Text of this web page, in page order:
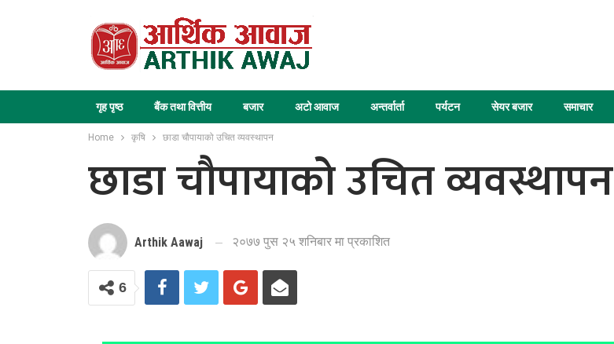
गृह पृष्ठ बैंक तथा वित्तीय बजार अटो आवाज अन्तर्वार्ता पर्यटन सेयर बजार समाचार
Home कृषि छाडा चौपायाको उचित व्यवस्थापन
छाडा चौपायाको उचित व्यवस्थापन
Arthik Aawaj २०७७ पुस २५ शनिबार मा प्रकाशित
6